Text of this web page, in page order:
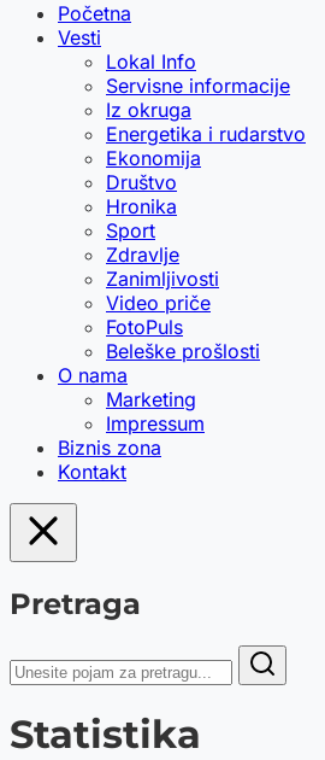
Početna
Vesti
Lokal Info
Servisne informacije
Iz okruga
Energetika i rudarstvo
Ekonomija
Društvo
Hronika
Sport
Zdravlje
Zanimljivosti
Video priče
FotoPuls
Beleške prošlosti
O nama
Marketing
Impressum
Biznis zona
Kontakt
Pretraga
Statistika